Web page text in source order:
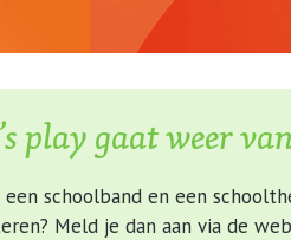
play gaat weer
schoolband en een
Meld je dan aan via de